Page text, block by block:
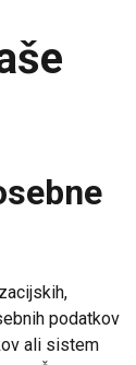
podatkov
ali sistem